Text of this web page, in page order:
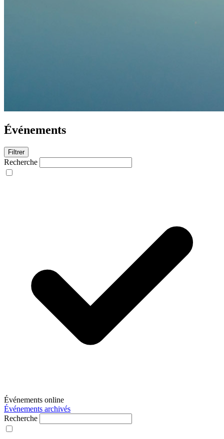
Événements
Filtrer
Recherche
Événements online
Événements archivés
Recherche